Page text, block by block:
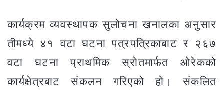
कार्यक्रम व्यवस्थापक सुलोचना खनालका अनुसार
तीमध्ये ४१ वटा घटना पत्रपत्रिकाबाट र २६७
वटा घटना प्राथमिक स्रोतमार्फत ओरेकको
कार्यक्षेत्रबाट संकलन गरिएको हो। संकलित